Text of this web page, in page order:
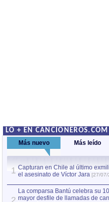
LO + EN CANCIONEROS.COM
Más nuevo Más leído
1 Capturan en Chile al último
el asesinato de Víctor Jara [27/07/
La comparsa Bantú celebra su
mayor desfile de llamadas de